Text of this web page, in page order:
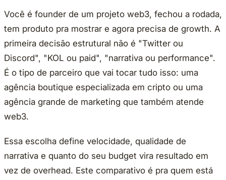
Você é founder de um projeto web3, fechou a rodada,
tem produto pra mostrar e agora precisa de growth. A
primeira decisão estrutural não é "Twitter ou
Discord", "KOL ou paid", "narrativa ou performance".
É o tipo de parceiro que vai tocar tudo isso: uma
agência boutique especializada em cripto ou uma
agência grande de marketing que também atende
web3.
Essa escolha define velocidade, qualidade de
narrativa e quanto do seu budget vira resultado em
vez de overhead. Este comparativo é pra quem está